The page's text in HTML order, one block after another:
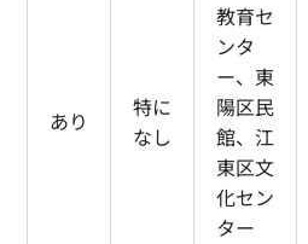
あり
特に
なし
教育セ
ンタ
ー、東
陽区民
館、江
東区文
化セン
ター